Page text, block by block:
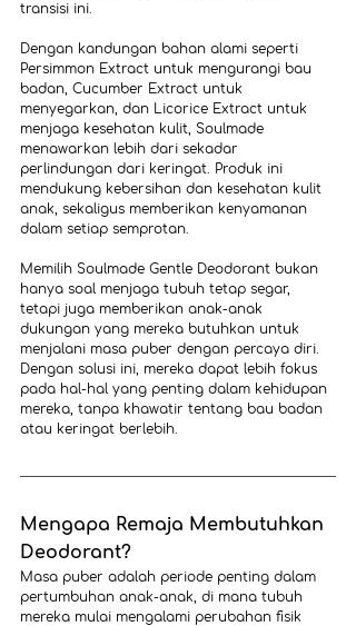
transisi ini.
Dengan kandungan bahan alami seperti
Persimmon Extract untuk mengurangi bau
badan, Cucumber Extract untuk
menyegarkan, dan Licorice Extract untuk
menjaga kesehatan kulit, Soulmade
menawarkan lebih dari sekadar
perlindungan dari keringat. Produk ini
mendukung kebersihan dan kesehatan kulit
anak, sekaligus memberikan kenyamanan
dalam setiap semprotan.
Memilih Soulmade Gentle Deodorant bukan
hanya soal menjaga tubuh tetap segar,
tetapi juga memberikan anak-anak
dukungan yang mereka butuhkan untuk
menjalani masa puber dengan percaya diri.
Dengan solusi ini, mereka dapat lebih fokus
pada hal-hal yang penting dalam kehidupan
mereka, tanpa khawatir tentang bau badan
atau keringat berlebih.
Mengapa Remaja Membutuhkan
Deodorant?
Masa puber adalah periode penting dalam
pertumbuhan anak-anak, di mana tubuh
mereka mulai mengalami perubahan fisik